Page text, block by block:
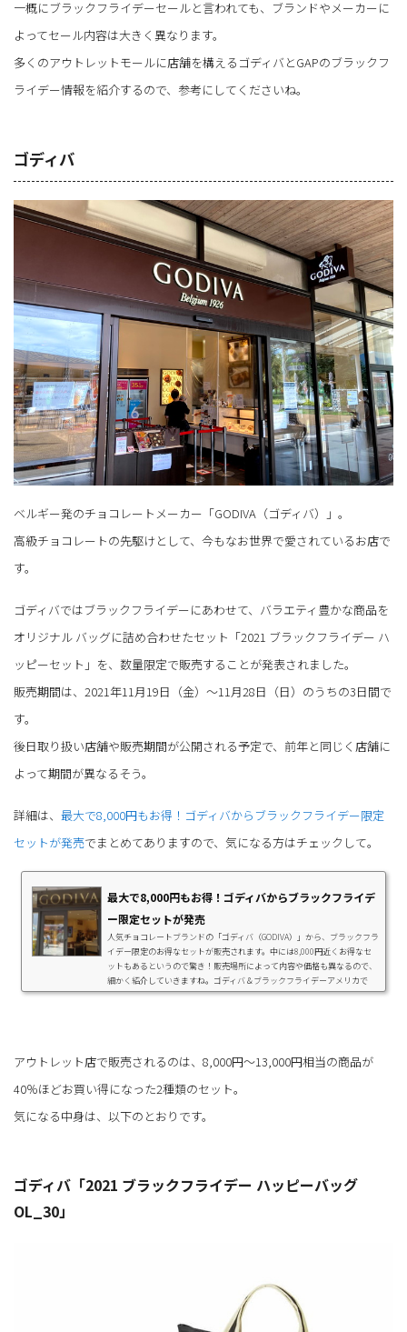
一概にブラックフライデーセールと言われても、ブランドやメーカーに
よってセール内容は大きく異なります。
多くのアウトレットモールに店舗を構えるゴディバとGAPのブラックフ
ライデー情報を紹介するので、参考にしてくださいね。
ゴディバ
ベルギー発のチョコレートメーカー「GODIVA（ゴディバ）」。
高級チョコレートの先駆けとして、今もなお世界で愛されているお店で
す。
ゴディバではブラックフライデーにあわせて、バラエティ豊かな商品を
オリジナル バッグに詰め合わせたセット「2021 ブラックフライデー ハ
ッピーセット」を、数量限定で販売することが発表されました。
販売期間は、2021年11月19日（金）～11月28日（日）のうちの3日間で
す。
後日取り扱い店舗や販売期間が公開される予定で、前年と同じく店舗に
よって期間が異なるそう。
詳細は、 最大で8,000円もお得！ゴディバからブラックフライデー限定
セットが発売でまとめてありますので、気になる方はチェックして。
最大で8,000円もお得！ゴディバからブラックフライデ
ー限定セットが発売
人気チョコレートブランドの「ゴディバ（GODIVA）」から、ブラックフラ
イデー限定のお得なセットが販売されます。中には8,000円近くお得なセ
ットもあるというので驚き！販売場所によって内容や価格も異なるので、
細かく紹介していきますね。ゴディバ＆ブラックフライデーアメリカで
は、11月の第4木曜日に「感謝祭」という祝日があります。その翌日の金
アウトレット店で販売されるのは、8,000円～13,000円相当の商品が
40％ほどお買い得になった2種類のセット。
気になる中身は、以下のとおりです。
ゴディバ「2021 ブラックフライデー ハッピーバッグ
OL_30」